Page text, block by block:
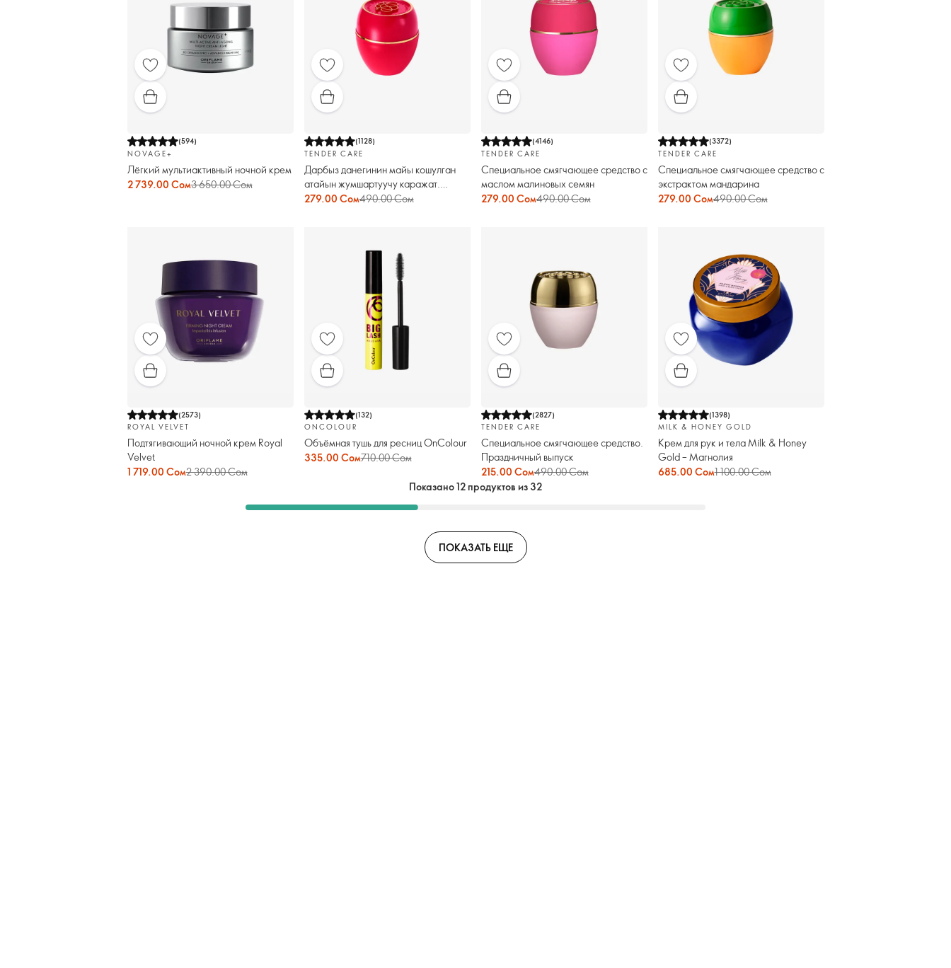
(594)
NOVAGE+
Лёгкий мультиактивный ночной крем
2 739.00 Сом3 650.00 Сом
(1128)
TENDER CARE
Дарбыз данегинин майы кошулган
атайын жумшартуучу каражат.
Майрамдык чыгарылыш
279.00 Сом490.00 Сом
(4146)
TENDER CARE
Специальное смягчающее средство с
маслом малиновых семян
279.00 Сом490.00 Сом
(3372)
TENDER CARE
Специальное смягчающее средство с
экстрактом мандарина
279.00 Сом490.00 Сом
(2573)
ROYAL VELVET
Подтягивающий ночной крем Royal
Velvet
1 719.00 Сом2 390.00 Сом
(132)
ONCOLOUR
Объёмная тушь для ресниц OnColour
335.00 Сом710.00 Сом
(2827)
TENDER CARE
Специальное смягчающее средство.
Праздничный выпуск
215.00 Сом490.00 Сом
(1398)
MILK & HONEY GOLD
Крем для рук и тела Milk & Honey
Gold – Магнолия
685.00 Сом1 100.00 Сом
Показано 12 продуктов из 32
ПОКАЗАТЬ ЕЩЕ